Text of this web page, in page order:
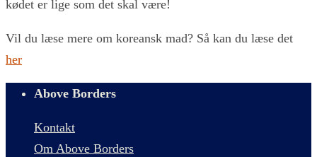
kødet er lige som det skal være!
Vil du læse mere om koreansk mad? Så kan du læse det
her
Above Borders
Kontakt
Om Above Borders